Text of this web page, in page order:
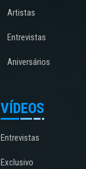
Artistas
Entrevistas
Aniversários
VÍDEOS
Entrevistas
Exclusivo